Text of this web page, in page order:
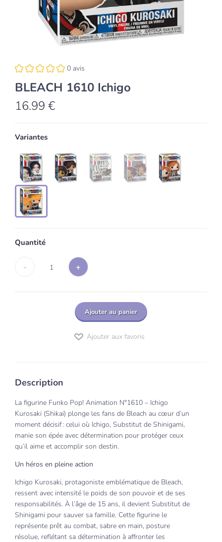
0 avis
BLEACH 1610 Ichigo
16.99 €
Variantes
Quantité
- 1 +
Ajouter au panier
Ajouter aux favoris
Description
La figurine Funko Pop! Animation N°1610 – Ichigo
Kurosaki (Shikai) plonge les fans de Bleach au cœur d’un
moment décisif : celui où Ichigo, Substitut de Shinigami,
manie son épée avec détermination pour protéger ceux
qu’il aime et accomplir son destin.
Un héros en pleine action
Ichigo Kurosaki, protagoniste emblématique de Bleach,
ressent avec intensité le poids de son pouvoir et de ses
responsabilités. À l’âge de 15 ans, il devient Substitut de
Shinigami pour sauver sa famille. Cette figurine le
représente prêt au combat, sabre en main, posture
résolue, reflétant sa détermination à affronter les